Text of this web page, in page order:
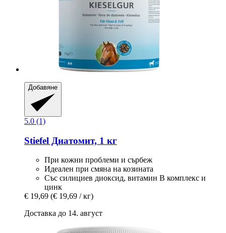
Добавяне
5.0 (1)
Stiefel Диатомит, 1 кг
При кожни проблеми и сърбеж
Идеален при смяна на козината
Със силициев диоксид, витамин В комплекс и
цинк
€ 19,69 (€ 19,69 / кг)
Доставка до 14. август